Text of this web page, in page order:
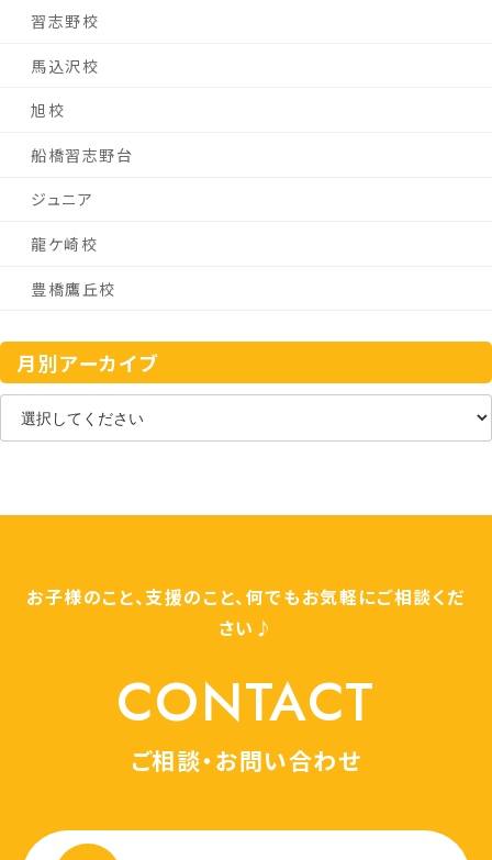
習志野校
馬込沢校
旭校
船橋習志野台
ジュニア
龍ケ崎校
豊橋鷹丘校
月別アーカイブ
お子様のこと、支援のこと、何でもお気軽にご相談くだ
さい♪
CONTACT
ご相談・お問い合わせ